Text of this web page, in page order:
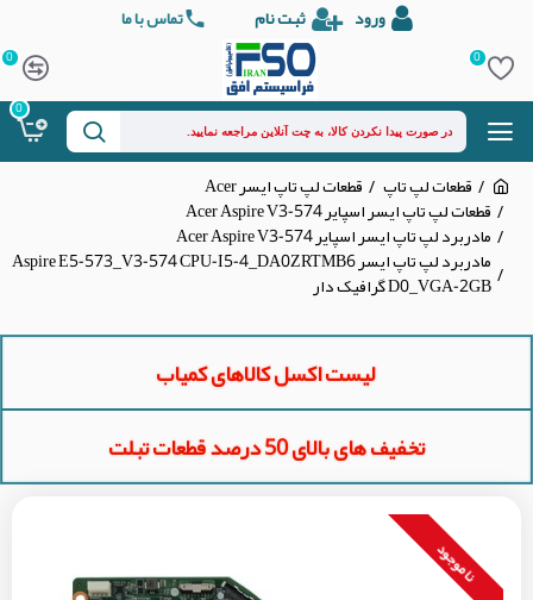
ورود ثبت نام تماس با ما
0
0
0
قطعات لپ تاپ قطعات لپ تاپ ایسر Acer
قطعات لپ تاپ ایسر اسپایر Acer Aspire V3-574
مادربرد لپ تاپ ایسر اسپایر Acer Aspire V3-574
مادربرد لپ تاپ ایسر Aspire E5-573_V3-574 CPU-I5-4_DA0ZRTMB6
D0_VGA-2GB گرافیک دار
لیست اکسل کالاهای کمیاب
تخفیف های بالای 50 درصد قطعات تبلت
نا موجود